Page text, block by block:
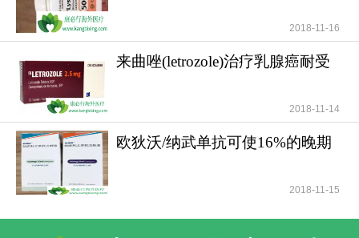
一对一客服专业解答
2018-11-16
来曲唑(letrozole)治疗乳腺癌耐受
2018-11-14
欧狄沃/纳武单抗可使16%的晚期
2018-11-15